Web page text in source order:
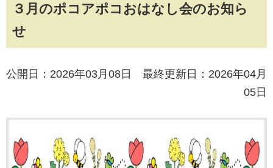
３月のポコアポコおはなし会のお知ら
せ
公開日：2026年03月08日 最終更新日：2026年04月
05日